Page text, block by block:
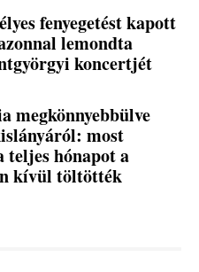
fenyegetést kapott
lemondta
koncertjét
megkönnyebbülve
most
teljes hónapot a
kívül töltötték